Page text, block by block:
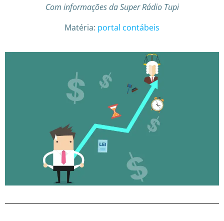
Com informações da Super Rádio Tupi
Matéria: portal contábeis